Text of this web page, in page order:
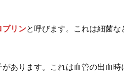
ブリンと呼びます。これは細菌な
あります。これは血管の出血時